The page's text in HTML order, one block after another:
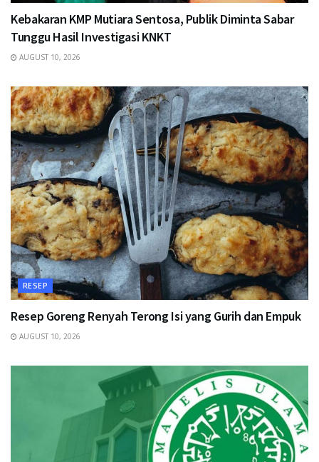
Kebakaran KMP Mutiara Sentosa, Publik Diminta Sabar
Tunggu Hasil Investigasi KNKT
AUGUST 10, 2026
RESEP
Resep Goreng Renyah Terong Isi yang Gurih dan Empuk
AUGUST 10, 2026